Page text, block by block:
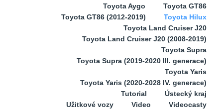
Toyota Aygo
Toyota GT86
Toyota GT86 (2012-2019)
Toyota Hilux
Toyota Land Cruiser J20
Toyota Land Cruiser J20 (2008-2019)
Toyota Supra
Toyota Supra (2019-2020 III. generace)
Toyota Yaris
Toyota Yaris (2020-2028 IV. generace)
Tutorial
Ústecký kraj
Užitkové vozy
Video
Videocasty